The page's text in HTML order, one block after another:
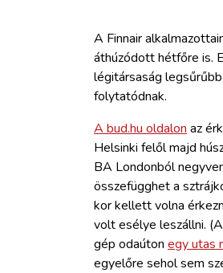
A Finnair
áthúzódott hétfőre is.
légitársaság
folytatódnak.
A bud.hu oldalon az
Helsinki felől majd
BA Londonból
összefügghet a
kor kellett volna
volt esélye leszállni.
gép odaúton egy utas
egyelőre sehol sem